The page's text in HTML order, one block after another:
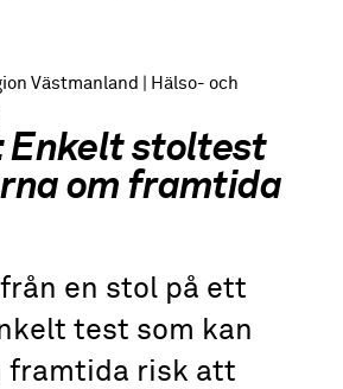
Västmanland
| Hälso- och
Enkelt stoltest
om framtida
en stol på ett
test som kan
framtida risk att